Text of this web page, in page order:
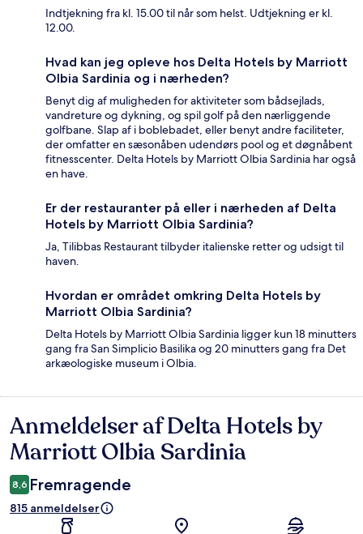
Indtjekning fra kl. 15.00 til når som helst. Udtjekning er kl.
12.00.
Hvad kan jeg opleve hos Delta Hotels by Marriott
Olbia Sardinia og i nærheden?
Benyt dig af muligheden for aktiviteter som bådsejlads,
vandreture og dykning, og spil golf på den nærliggende
golfbane. Slap af i boblebadet, eller benyt andre faciliteter,
der omfatter en sæsonåben udendørs pool og et døgnåbent
fitnesscenter. Delta Hotels by Marriott Olbia Sardinia har også
en have.
Er der restauranter på eller i nærheden af Delta
Hotels by Marriott Olbia Sardinia?
Ja, Tilibbas Restaurant tilbyder italienske retter og udsigt til
haven.
Hvordan er området omkring Delta Hotels by
Marriott Olbia Sardinia?
Delta Hotels by Marriott Olbia Sardinia ligger kun 18 minutters
gang fra San Simplicio Basilika og 20 minutters gang fra Det
arkæologiske museum i Olbia.
Anmeldelser
Anmeldelser af Delta Hotels by
Marriott Olbia Sardinia
8,6 Fremragende
815 anmeldelser